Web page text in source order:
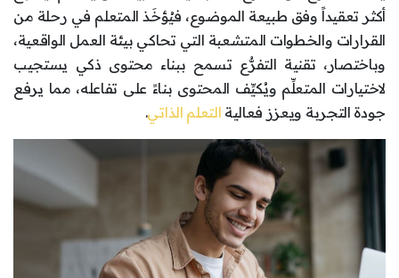
أكثر تعقيداً وفق طبيعة الموضوع، فيُؤخَذ المتعلم في رحلة من
القرارات والخطوات المتشعبة التي تحاكي بيئة العمل الواقعية،
وباختصار، تقنية التفرُّع تسمح ببناء محتوى ذكي يستجيب
لاختيارات المتعلِّم ويُكيِّف المحتوى بناءً على تفاعله، مما يرفع
جودة التجربة ويعزز فعالية التعلم الذاتي.